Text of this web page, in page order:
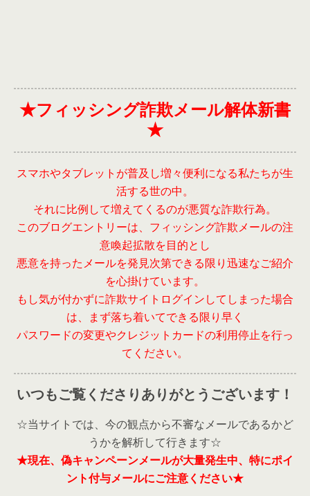
★フィッシング詐欺メール解体新書
★
スマホやタブレットが普及し増々便利になる私たちが生
活する世の中。
それに比例して増えてくるのが悪質な詐欺行為。
このブログエントリーは、フィッシング詐欺メールの注
意喚起拡散を目的とし
悪意を持ったメールを発見次第できる限り迅速なご紹介
を心掛けています。
もし気が付かずに詐欺サイトログインしてしまった場合
は、まず落ち着いてできる限り早く
パスワードの変更やクレジットカードの利用停止を行っ
てください。
いつもご覧くださりありがとうございます！
☆当サイトでは、今の観点から不審なメールであるかど
うかを解析して行きます☆
★現在、偽キャンペーンメールが大量発生中、特にポイ
ント付与メールにご注意ください★